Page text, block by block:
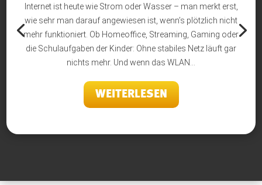
Internet ist heute wie Strom oder Wasser – man merkt erst,
wie sehr man darauf angewiesen ist, wenn’s plötzlich nicht
mehr funktioniert. Ob Homeoffice, Streaming, Gaming oder
die Schulaufgaben der Kinder: Ohne stabiles Netz läuft gar
nichts mehr. Und wenn das WLAN...
WEITERLESEN